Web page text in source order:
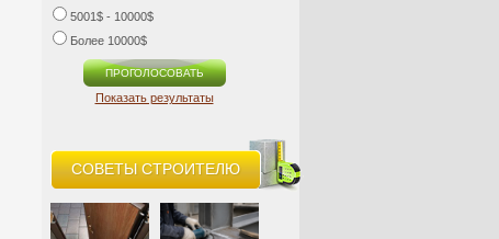
5001$ - 10000$
Более 10000$
Показать результаты
СОВЕТЫ СТРОИТЕЛЮ